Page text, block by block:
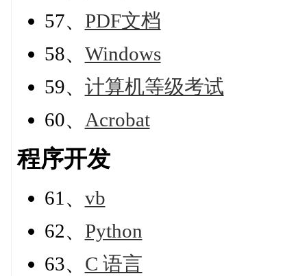
57、 PDF文档
58、 Windows
59、 计算机等级考试
60、 Acrobat
程序开发
61、 vb
62、 Python
63、 C 语言